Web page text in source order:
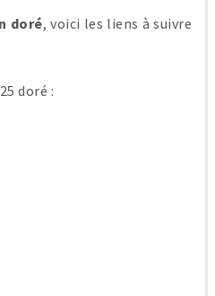
doré, voici les liens à suivre
doré :